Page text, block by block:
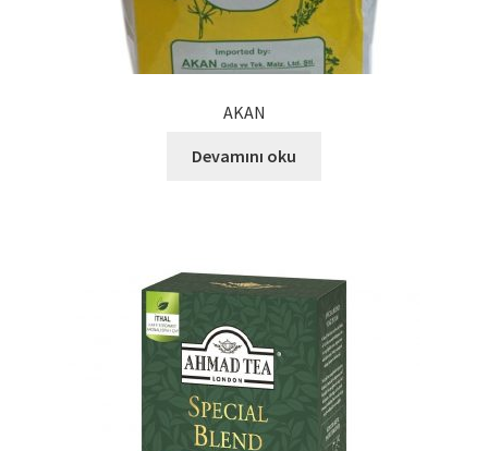
Sokak Lezzetleri
AKAN
Devamını oku